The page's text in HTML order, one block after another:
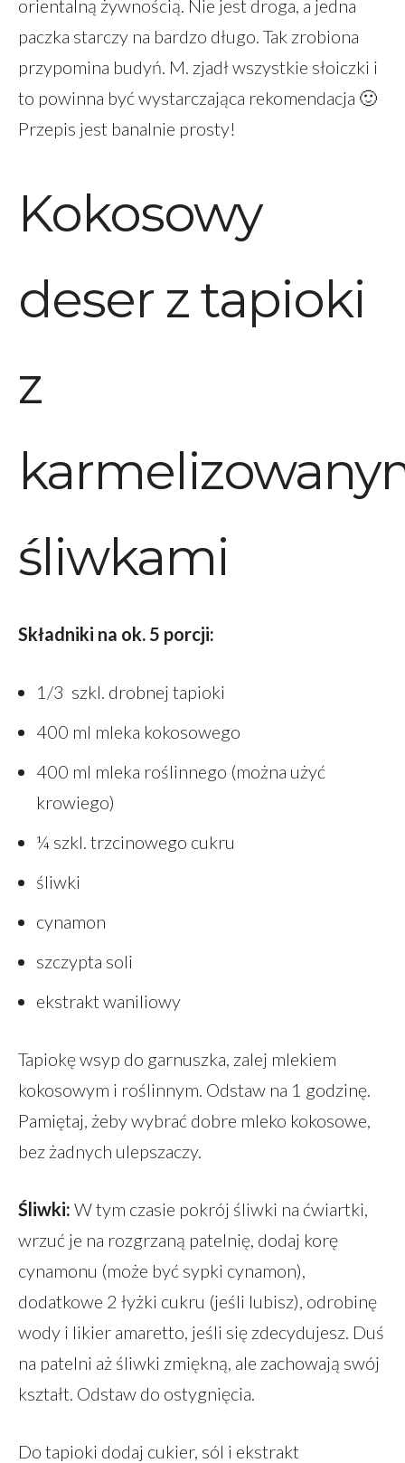
orientalną żywnością. Nie jest droga, a jedna
paczka starczy na bardzo długo. Tak zrobiona
przypomina budyń. M. zjadł wszystkie słoiczki i
to powinna być wystarczająca rekomendacja 🙂
Przepis jest banalnie prosty!
Kokosowy
deser z tapioki
z
śliwkami
Składniki na ok. 5 porcji:
1/3 szkl. drobnej tapioki
400 ml mleka kokosowego
400 ml mleka roślinnego (można użyć
krowiego)
¼ szkl. trzcinowego cukru
śliwki
cynamon
szczypta soli
ekstrakt waniliowy
Tapiokę wsyp do garnuszka, zalej mlekiem
kokosowym i roślinnym. Odstaw na 1 godzinę.
Pamiętaj, żeby wybrać dobre mleko kokosowe,
bez żadnych ulepszaczy.
Śliwki: W tym czasie pokrój śliwki na ćwiartki,
wrzuć je na rozgrzaną patelnię, dodaj korę
cynamonu (może być sypki cynamon),
dodatkowe 2 łyżki cukru (jeśli lubisz), odrobinę
wody i likier amaretto, jeśli się zdecydujesz. Duś
na patelni aż śliwki zmiękną, ale zachowają swój
kształt. Odstaw do ostygnięcia.
Do tapioki dodaj cukier, sól i ekstrakt